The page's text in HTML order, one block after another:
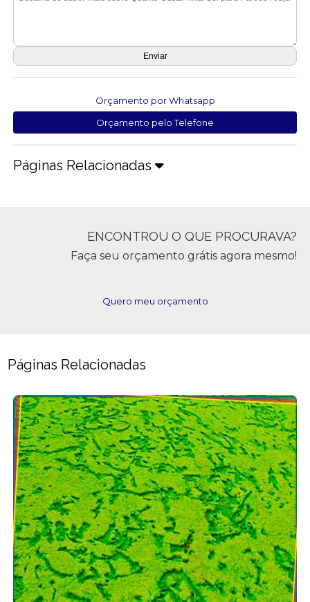
Orçamento por Whatsapp
Orçamento pelo Telefone
Páginas Relacionadas
ENCONTROU O QUE PROCURAVA?
Faça seu orçamento grátis agora mesmo!
Quero meu orçamento
Páginas Relacionadas